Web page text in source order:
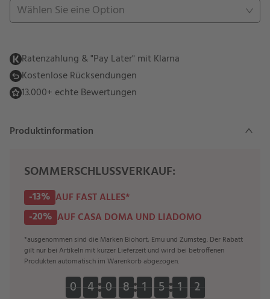
Wählen Sie eine Option
Ratenzahlung & "Pay Later" mit Klarna
Kostenlose Rücksendungen
13.000+ echte Bewertungen
Produktinformation
SOMMERSCHLUSSVERKAUF:
-13% AUF FAST ALLES*
-20% AUF CASA DOMA UND LIADOMO
*ausgenommen sind die Marken Biohort, Emu und Zumsteg. Der Rabatt
gilt nur bei Artikeln mit kurzer Lieferzeit und wird bei betroffenen
Produkten automatisch im Warenkorb abgezogen.
0
0
0
0 4
4
4
4 0
0
0
0 8
8
8
8 1
1
1
1 5
5
5
5 1
1
1
1 2
3
3
2